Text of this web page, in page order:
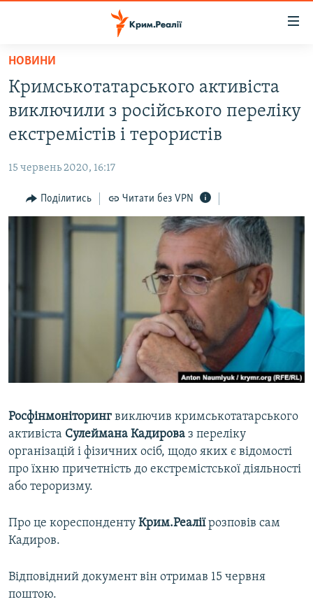
Перейти
основного
матеріалу
до
основної
навігації
Перейти
до
пошуку
ВОДА.КРИМ
ВІДЕО ТА ФОТО
БЛОГИ
ПОГЛЯД
УКРАЇНСЬКА ПРОБЛЕМА КРИМУ
Усі сайти RFE/RL
НОВИНИ
Кримськотатарського активіста
виключили з російського переліку
екстремістів і терористів
15 червень 2020, 16:17
Поділитись Читати без VPN
Росфінмоніторинг виключив кримськотатарського
активіста Сулеймана Кадирова з переліку
організацій і фізичних осіб, щодо яких є відомості
про їхню причетність до екстремістської діяльності
або тероризму.
Про це кореспонденту Крим.Реаліїрозповів сам
Кадиров.
Відповідний документ він отримав 15 червня
поштою.